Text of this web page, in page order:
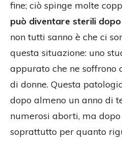
fine; ciò spinge molte
può diventare sterili
non tutti sanno è che ci
questa situazione: uno
appurato che ne soffrono
di donne. Questa
dopo almeno un anno di
numerosi aborti, ma
soprattutto per quanto